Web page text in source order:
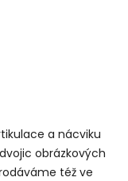
a nácviku
obrázkových
též ve